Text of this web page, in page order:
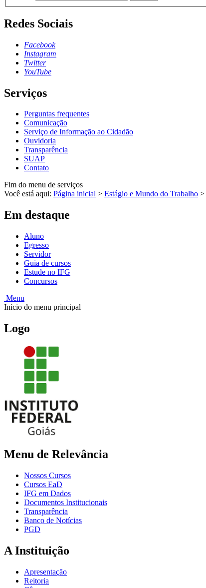
Redes Sociais
Facebook
Instagram
Twitter
YouTube
Serviços
Perguntas frequentes
Comunicação
Serviço de Informação ao Cidadão
Ouvidoria
Transparência
SUAP
Contato
Fim do menu de serviços
Você está aqui: Página inicial > Estágio e Mundo do Trabalho >
Em destaque
Aluno
Egresso
Servidor
Guia de cursos
Estude no IFG
Concursos
Menu
Início do menu principal
Logo
Menu de Relevância
Nossos Cursos
Cursos EaD
IFG em Dados
Documentos Institucionais
Transparência
Banco de Notícias
PGD
A Instituição
Apresentação
Reitoria